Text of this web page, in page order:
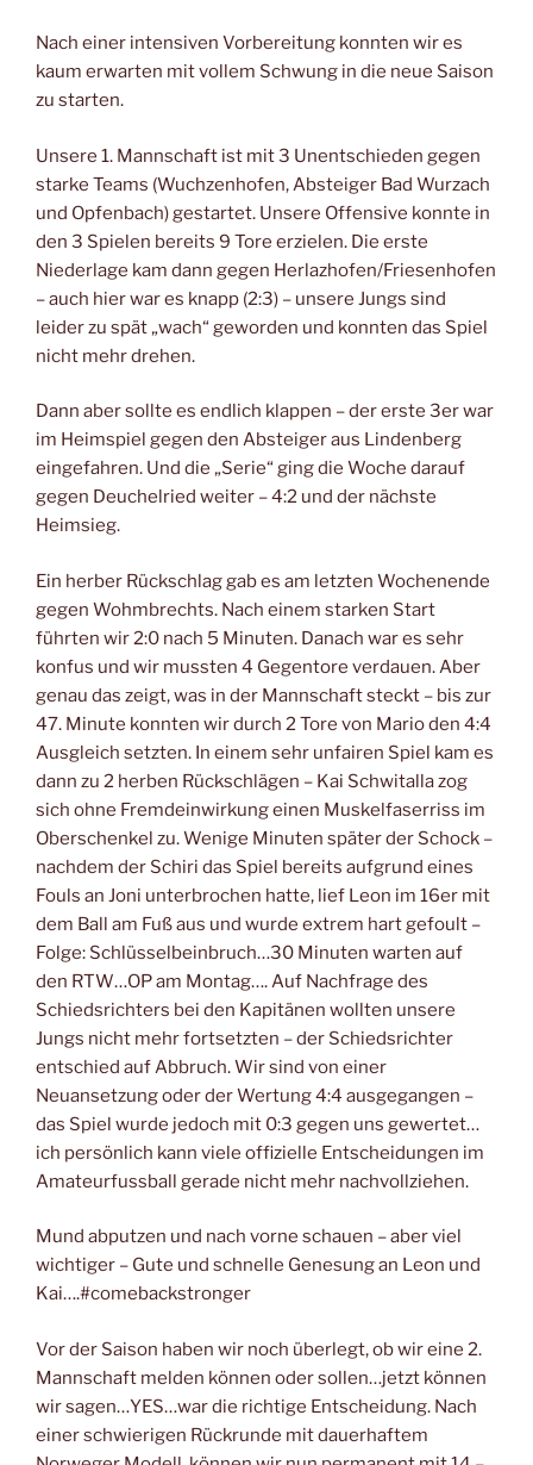
Nach einer intensiven Vorbereitung konnten wir es
kaum erwarten mit vollem Schwung in die neue Saison
zu starten.
Unsere 1. Mannschaft ist mit 3 Unentschieden gegen
starke Teams (Wuchzenhofen, Absteiger Bad Wurzach
und Opfenbach) gestartet. Unsere Offensive konnte in
den 3 Spielen bereits 9 Tore erzielen. Die erste
Niederlage kam dann gegen Herlazhofen/Friesenhofen
– auch hier war es knapp (2:3) – unsere Jungs sind
leider zu spät „wach“ geworden und konnten das Spiel
nicht mehr drehen.
Dann aber sollte es endlich klappen – der erste 3er war
im Heimspiel gegen den Absteiger aus Lindenberg
eingefahren. Und die „Serie“ ging die Woche darauf
gegen Deuchelried weiter – 4:2 und der nächste
Heimsieg.
Ein herber Rückschlag gab es am letzten Wochenende
gegen Wohmbrechts. Nach einem starken Start
führten wir 2:0 nach 5 Minuten. Danach war es sehr
konfus und wir mussten 4 Gegentore verdauen. Aber
genau das zeigt, was in der Mannschaft steckt – bis zur
47. Minute konnten wir durch 2 Tore von Mario den 4:4
Ausgleich setzten. In einem sehr unfairen Spiel kam es
dann zu 2 herben Rückschlägen – Kai Schwitalla zog
sich ohne Fremdeinwirkung einen Muskelfaserriss im
Oberschenkel zu. Wenige Minuten später der Schock –
nachdem der Schiri das Spiel bereits aufgrund eines
Fouls an Joni unterbrochen hatte, lief Leon im 16er mit
dem Ball am Fuß aus und wurde extrem hart gefoult –
Folge: Schlüsselbeinbruch…30 Minuten warten auf
den RTW…OP am Montag…. Auf Nachfrage des
Schiedsrichters bei den Kapitänen wollten unsere
Jungs nicht mehr fortsetzten – der Schiedsrichter
entschied auf Abbruch. Wir sind von einer
Neuansetzung oder der Wertung 4:4 ausgegangen –
das Spiel wurde jedoch mit 0:3 gegen uns gewertet…
ich persönlich kann viele offizielle Entscheidungen im
Amateurfussball gerade nicht mehr nachvollziehen.
Mund abputzen und nach vorne schauen – aber viel
wichtiger – Gute und schnelle Genesung an Leon und
Kai….#comebackstronger
Vor der Saison haben wir noch überlegt, ob wir eine 2.
Mannschaft melden können oder sollen…jetzt können
wir sagen…YES…war die richtige Entscheidung. Nach
einer schwierigen Rückrunde mit dauerhaftem